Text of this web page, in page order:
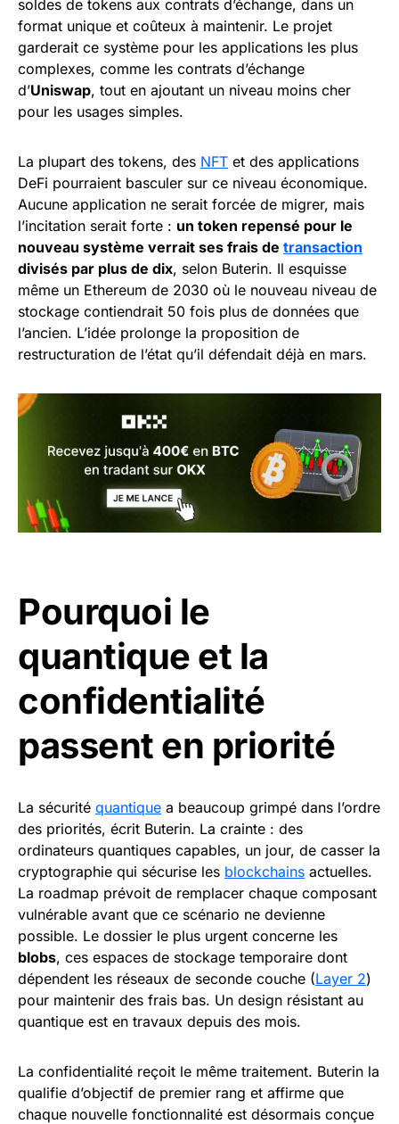
soldes de tokens aux contrats d’échange, dans un
format unique et coûteux à maintenir. Le projet
garderait ce système pour les applications les plus
complexes, comme les contrats d’échange
d’Uniswap, tout en ajoutant un niveau moins cher
pour les usages simples.
La plupart des tokens, des NFT et des applications
DeFi pourraient basculer sur ce niveau économique.
Aucune application ne serait forcée de migrer, mais
l’incitation serait forte : un token repensé pour le
nouveau système verrait ses frais de transaction
divisés par plus de dix, selon Buterin. Il esquisse
même un Ethereum de 2030 où le nouveau niveau de
stockage contiendrait 50 fois plus de données que
l’ancien. L’idée prolonge la proposition de
restructuration de l’état qu’il défendait déjà en mars.
Pourquoi le
quantique et la
confidentialité
passent en priorité
La sécurité quantique a beaucoup grimpé dans l’ordre
des priorités, écrit Buterin. La crainte : des
ordinateurs quantiques capables, un jour, de casser la
cryptographie qui sécurise les blockchains actuelles.
La roadmap prévoit de remplacer chaque composant
vulnérable avant que ce scénario ne devienne
possible. Le dossier le plus urgent concerne les
blobs, ces espaces de stockage temporaire dont
dépendent les réseaux de seconde couche (Layer 2)
pour maintenir des frais bas. Un design résistant au
quantique est en travaux depuis des mois.
La confidentialité reçoit le même traitement. Buterin la
qualifie d’objectif de premier rang et affirme que
chaque nouvelle fonctionnalité est désormais conçue